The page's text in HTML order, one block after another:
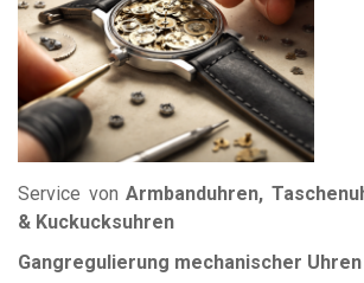
Service von Armbanduhren,
& Kuckucksuhren
Gangregulierung mechanischer Uhren